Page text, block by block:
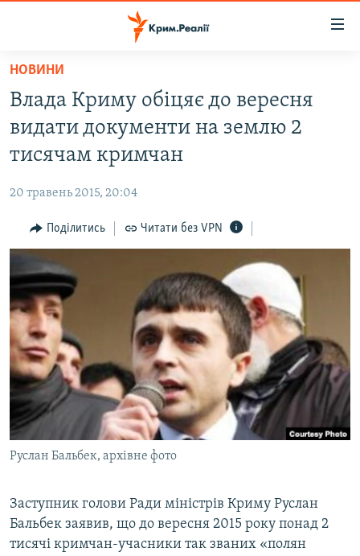
Перейти
основного
матеріалу
до
основної
навігації
Перейти
до
пошуку
ВОДА.КРИМ
БЛОГИ
ПОГЛЯД
ІНТЕРВ'Ю
ВСЕ ЗА ДЕНЬ
СПЕЦПРОЕКТИ
ДЕПОРТАЦІЯ
ВІДЕОУРОКИ «ELIFBE»
СВІДЧЕННЯ ОКУПАЦІЇ
УКРАЇНСЬКА ПРОБЛЕМА КРИМУ
ІНФОГРАФІКА
ЯК ОБІЙТИ БЛОКУВАННЯ
Русский
Qırımtatar
ДОЛУЧАЙСЯ!
Усі сайти RFE/RL
НОВИНИ
Влада Криму обіцяє до вересня
видати документи на землю 2
тисячам кримчан
20 травень 2015, 20:04
Поділитись Читати без VPN
Руслан Бальбек, архівне фото
Заступник голови Ради міністрів Криму Руслан
Бальбек заявив, що до вересня 2015 року понад 2
тисячі кримчан-учасники так званих «полян